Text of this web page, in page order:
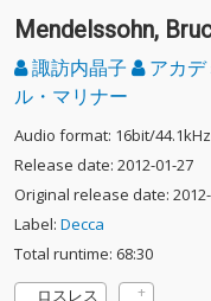
Mendelssohn,
諏訪内晶子 アカデ
ル・マリナー
Audio format: 16bit/44.1kHz
Release date: 2012-01-27
Original release date: 2012-
Label: Decca
Total runtime: 68:30
ロスレス